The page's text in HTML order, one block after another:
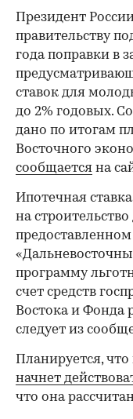
Президент
правительству
года поправки в
ставок для
до 2% годовых.
дано по итогам
Восточного
сообщается на
Ипотечная
на
программу
счет средств
Востока и Фонда
следует из
Планируется,
начнет
что она